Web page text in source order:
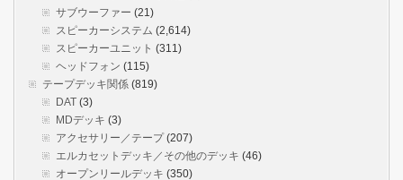
サブウーファー (21)
スピーカーシステム (2,614)
スピーカーユニット (311)
ヘッドフォン (115)
テープデッキ関係 (819)
DAT (3)
MDデッキ (3)
アクセサリー／テープ(207)
エルカセットデッキ／その他のデッキ (46)
オープンリールデッキ (350)